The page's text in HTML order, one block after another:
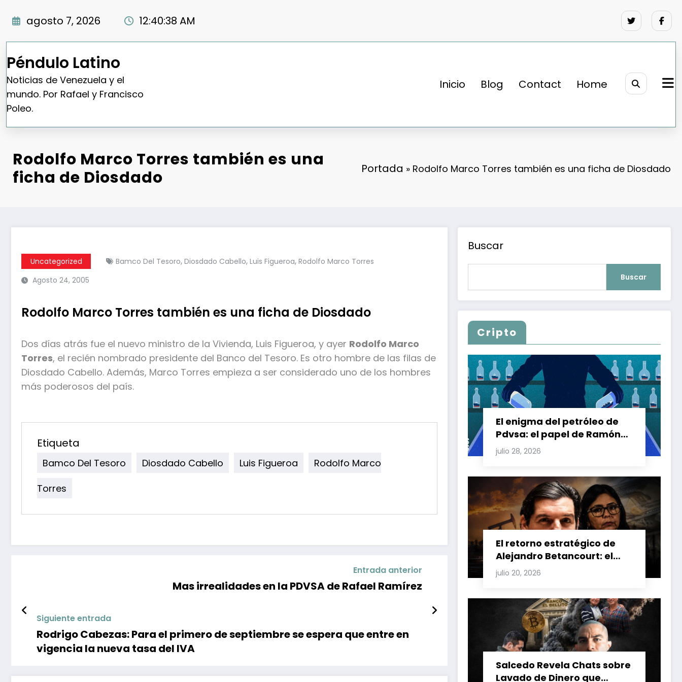
agosto 7, 2026 12:40:39 AM
Péndulo Latino
Noticias de Venezuela y el
mundo. Por Rafael y Francisco
Poleo.
Inicio Blog Contact Home
Rodolfo Marco Torres también es una
ficha de Diosdado
Portada » Rodolfo Marco Torres también es una ficha de Diosdado
Uncategorized Bamco Del Tesoro, Diosdado Cabello, Luis Figueroa, Rodolfo Marco Torres
Agosto 24, 2005
Rodolfo Marco Torres también es una ficha de Diosdado
Dos días atrás fue el nuevo ministro de la Vivienda, Luis Figueroa, y ayer Rodolfo Marco
Torres, el recién nombrado presidente del Banco del Tesoro. Es otro hombre de las filas de
Diosdado Cabello. Además, Marco Torres empieza a ser considerado uno de los hombres
más poderosos del país.
Etiqueta
Bamco Del Tesoro Diosdado Cabello Luis Figueroa
Rodolfo Marco
Torres
Entrada anterior
Mas irrealidades en la PDVSA de Rafael Ramírez
Siguiente entrada
Rodrigo Cabezas: Para el primero de septiembre se espera que entre en
vigencia la nueva tasa del IVA
Buscar
Buscar
Cripto
El enigma del petróleo de
Pdvsa: el papel de Ramón
Carretero en el triángulo de
Carretero y su impacto en
julio 28, 2026
El retorno estratégico de
Alejandro Betancourt: el
bolichico que desafía la
justicia y renueva su poder
venezolana
julio 20, 2026
Salcedo Revela Chats sobre
Lavado de Dinero que